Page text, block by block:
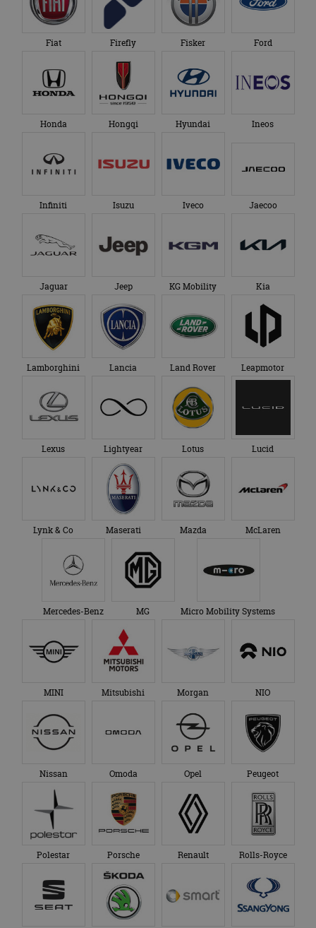
Fiat Firefly Fisker Ford
Honda Hongqi Hyundai Ineos
Infiniti Isuzu Iveco Jaecoo
Jaguar Jeep KG Mobility Kia
Lamborghini Lancia Land Rover Leapmotor
Lexus Lightyear Lotus Lucid
Lynk & Co Maserati Mazda McLaren
Mercedes-Benz MG Micro Mobility Systems
MINI Mitsubishi Morgan NIO
Nissan Omoda Opel Peugeot
Polestar Porsche Renault Rolls-Royce